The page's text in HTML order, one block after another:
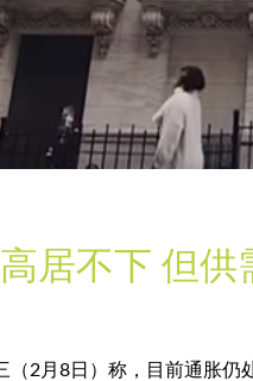
居不下 但
（2月8日）称，目前通胀仍